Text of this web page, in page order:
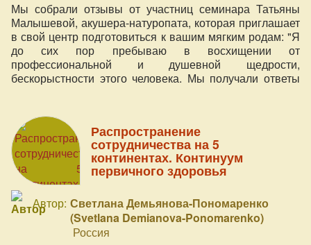
Мы собрали отзывы от участниц семинара Татьяны
Малышевой, акушера-натуропата, которая приглашает
в свой центр подготовиться к вашим мягким родам: "Я
до сих пор пребываю в восхищении от
профессиональной и душевной щедрости,
бескорыстности этого человека. Мы получали ответы
сопровождения родов. Причём, что очень важно,
рассматривали процессы с двух ракурсов:
медицинский и природный естественный подход"
Распространение
сотрудничества на 5
континентах. Континуум
первичного здоровья
Автор: Светлана Демьянова-Пономаренко
(Svetlana Demianova-Ponomarenko)
Россия